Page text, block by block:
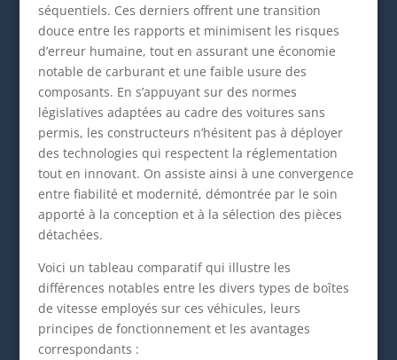
séquentiels. Ces derniers offrent une transition
douce entre les rapports et minimisent les risques
d’erreur humaine, tout en assurant une économie
notable de carburant et une faible usure des
composants. En s’appuyant sur des normes
législatives adaptées au cadre des voitures sans
permis, les constructeurs n’hésitent pas à déployer
des technologies qui respectent la réglementation
tout en innovant. On assiste ainsi à une convergence
entre fiabilité et modernité, démontrée par le soin
apporté à la conception et à la sélection des pièces
détachées.
Voici un tableau comparatif qui illustre les
différences notables entre les divers types de boîtes
de vitesse employés sur ces véhicules, leurs
principes de fonctionnement et les avantages
correspondants :